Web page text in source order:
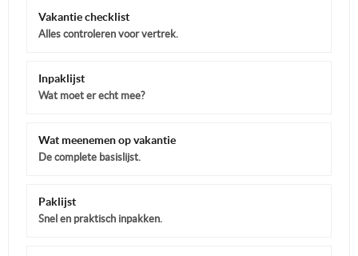
Vakantie checklist
Alles controleren voor vertrek.
Inpaklijst
Wat moet er echt mee?
Wat meenemen op vakantie
De complete basislijst.
Paklijst
Snel en praktisch inpakken.